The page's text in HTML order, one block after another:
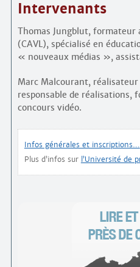
Intervenants
Thomas Jungblut, formateur
(CAVL), spécialisé en
« nouveaux médias »,
Marc Malcourant,
responsable de réalisations,
concours vidéo.
Infos générales et inscriptions…
Plus d’infos sur l’Université de